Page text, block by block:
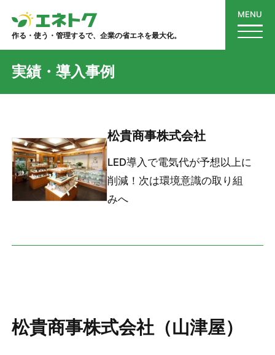
作る・使う・管理するで、企業の省エネを最大化。
MENU
実績・導入事例
松貴商事株式会社
LED導入で電気代が予想以上に
削減！次は環境意識の取り組
みへ
松貴商事株式会社（山津屋）